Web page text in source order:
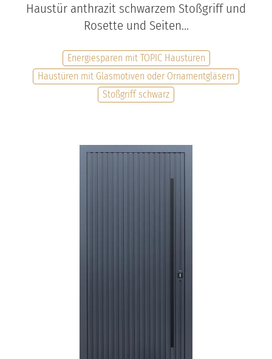
Haustür anthrazit schwarzem Stoßgriff und
Rosette und Seiten...
Energiesparen mit TOPIC Haustüren
Haustüren mit Glasmotiven oder Ornamentgläsern
Stoßgriff schwarz